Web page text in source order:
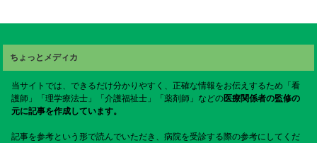
ちょっとメディカ
当サイトでは、できるだけ分かりやすく、正確な情報をお伝えするため「看
護師」「理学療法士」「介護福祉士」「薬剤師」などの医療関係者の監修の
元に記事を作成しています。
記事を参考という形で読んでいただき、病院を受診する際の参考にしてくだ